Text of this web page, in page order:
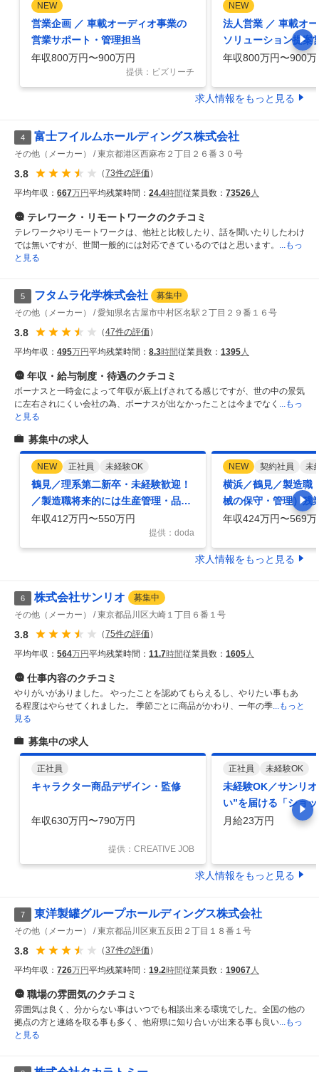
NEW
営業企画 ／ 車載オーディオ事業の
営業サポート・管理担当
年収800万円〜900万円
提供：ビズリーチ
NEW
法人営業 ／ 車載オ
ソリューション提案
年収800万円〜900万
求人情報をもっと見る
4 富士フイルムホールディングス株式会社
その他（メーカー） 東京都港区西麻布２丁目２６番３０号
3.8 （73件の評価 ）
平均年収： 667万円平均残業時間： 24.4時間従業員数： 73526人
テレワーク・リモートワークのクチコミ
テレワークやリモートワークは、他社と比較したり、話を聞いたりしたわけ
では無いですが、世間一般的には対応できているのではと思います。 ...もっ
と見る
5 フタムラ化学株式会社
募集中
その他（メーカー）
愛知県名古屋市中村区名駅２丁目２９番１６号
3.8 （47件の評価 ）
平均年収： 495万円平均残業時間： 8.3時間従業員数： 1395人
年収・給与制度・待遇のクチコミ
ボーナスと一時金によって年収が底上げされてる感じですが、世の中の景気
に左右されにくい会社の為、ボーナスが出なかったことは今までなく ...もっ
と見る
募集中の求人
NEW 正社員 未経験OK
鶴見／理系第二新卒・未経験歓迎！
／製造職将来的には生産管理・品質
管理も従事／日勤のみ・土日祝休
年収412万円〜550万円
提供：doda
NEW 契約社員 未
横浜／鶴見／製造職
械の保守・管理）残
あり／総合化学メー
年収424万円〜569万
求人情報をもっと見る
6 株式会社サンリオ
募集中
その他（メーカー）
東京都品川区大崎１丁目６番１号
3.8 （75件の評価 ）
平均年収： 564万円平均残業時間： 11.7時間従業員数： 1605人
仕事内容のクチコミ
やりがいがありました。 やったことを認めてもらえるし、やりたい事もあ
る程度はやらせてくれました。 季節ごとに商品がかわり、一年の季...もっと
見る
募集中の求人
正社員
キャラクター商品デザイン・監修
年収630万円〜790万円
提供：CREATIVE JOB
正社員 未経験OK
未経験OK／サンリ
い”を届ける「ショ
月給23万円
求人情報をもっと見る
7 東洋製罐グループホールディングス株式会社
その他（メーカー） 東京都品川区東五反田２丁目１８番１号
3.8 （37件の評価 ）
平均年収： 726万円平均残業時間： 19.2時間従業員数： 19067人
職場の雰囲気のクチコミ
雰囲気は良く、分からない事はいつでも相談出来る環境でした。全国の他の
拠点の方と連絡を取る事も多く、他府県に知り合いが出来る事も良い...もっ
と見る